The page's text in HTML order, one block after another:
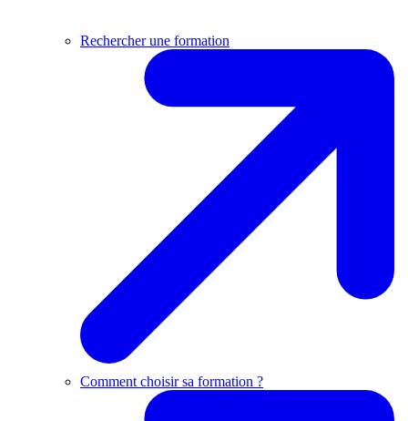
Rechercher une formation
Comment choisir sa formation ?